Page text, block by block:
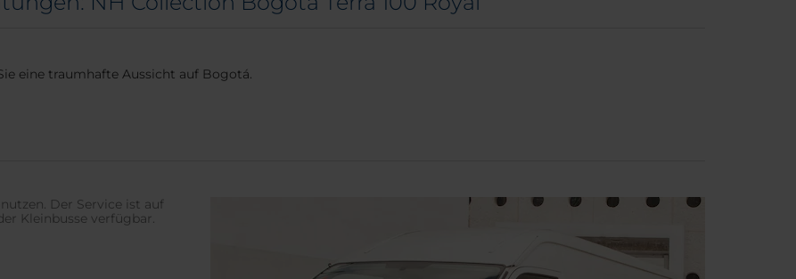
eine traumhafte Aussicht auf Bogotá.
Der Service ist auf
Kleinbusse verfügbar.